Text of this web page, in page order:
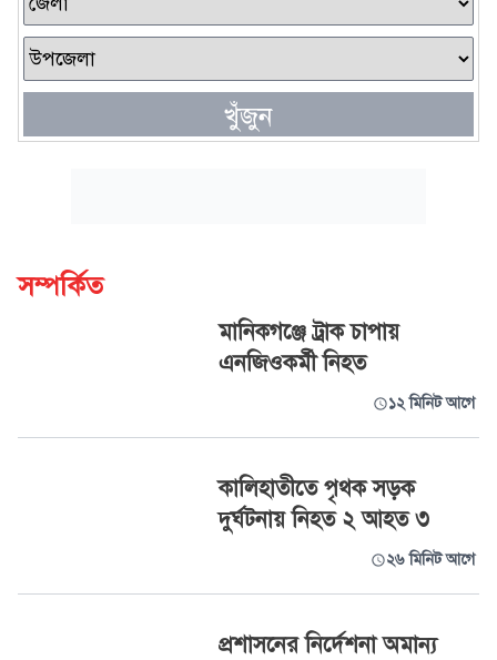
খুঁজুন
সম্পর্কিত
মানিকগঞ্জে ট্রাক চাপায়
এনজিওকর্মী নিহত
১২ মিনিট আগে
কালিহাতীতে পৃথক সড়ক
দুর্ঘটনায় নিহত ২ আহত ৩
২৬ মিনিট আগে
প্রশাসনের নির্দেশনা অমান্য